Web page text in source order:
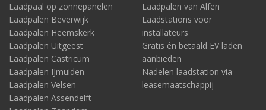
Laadpaal op zonnepanelen
Laadpalen Beverwijk
Laadpalen Heemskerk
Laadpalen Uitgeest
Laadpalen Castricum
Laadpalen IJmuiden
Laadpalen Velsen
Laadpalen Assendelft
Laadpalen van Alfen
Laadstations voor
installateurs
Gratis én betaald EV laden
aanbieden
Nadelen laadstation via
leasemaatschappij